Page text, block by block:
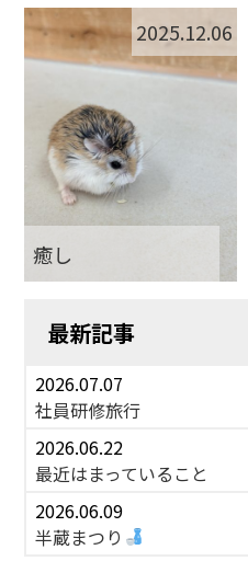
2025.12.06
癒し
最新記事
2026.07.07
社員研修旅行
2026.06.22
最近はまっていること
2026.06.09
半蔵まつり